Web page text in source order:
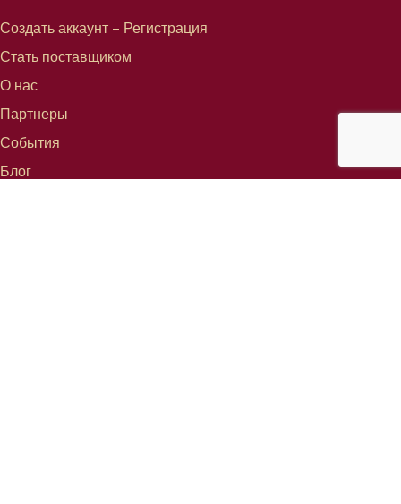
Создать аккаунт – Регистрация
Стать поставщиком
О нас
Партнеры
События
Блог